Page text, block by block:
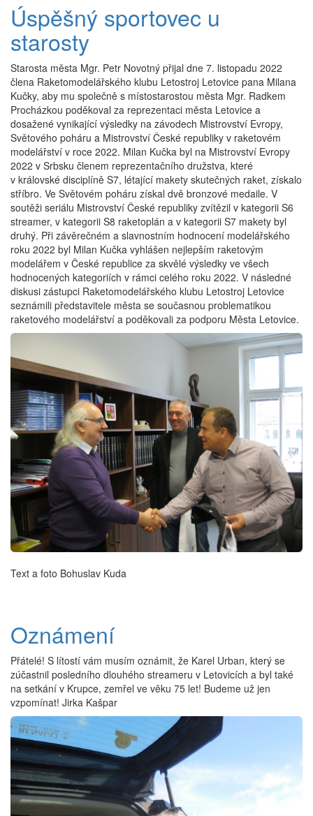
Úspěšný sportovec u
starosty
Starosta města Mgr. Petr Novotný přijal dne 7. listopadu 2022
člena Raketomodelářského klubu Letostroj Letovice pana Milana
Kučky, aby mu společně s místostarostou města Mgr. Radkem
Procházkou poděkoval za reprezentaci města Letovice a
dosažené vynikající výsledky na závodech Mistrovství Evropy,
Světového poháru a Mistrovství České republiky v raketovém
modelářství v roce 2022. Milan Kučka byl na Mistrovství Evropy
2022 v Srbsku členem reprezentačního družstva, které
v královské disciplíně S7, létající makety skutečných raket, získalo
stříbro. Ve Světovém poháru získal dvě bronzové medaile. V
soutěži seriálu Mistrovství České republiky zvítězil v kategorii S6
streamer, v kategorii S8 raketoplán a v kategorii S7 makety byl
druhý. Při závěrečném a slavnostním hodnocení modelářského
roku 2022 byl Milan Kučka vyhlášen nejlepším raketovým
modelářem v České republice za skvělé výsledky ve všech
hodnocených kategoriích v rámci celého roku 2022. V následné
diskusi zástupci Raketomodelářského klubu Letostroj Letovice
seznámili představitele města se současnou problematikou
raketového modelářství a poděkovali za podporu Města Letovice.
Text a foto Bohuslav Kuda
Oznámení
Přátelé! S lítostí vám musím oznámit, že Karel Urban, který se
zúčastnil posledního dlouhého streameru v Letovicích a byl také
na setkání v Krupce, zemřel ve věku 75 let! Budeme už jen
vzpomínat! Jirka Kašpar